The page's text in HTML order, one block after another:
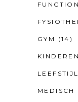
GYM (14)
KINDEREN
LEEFSTIJL
MEDISCH